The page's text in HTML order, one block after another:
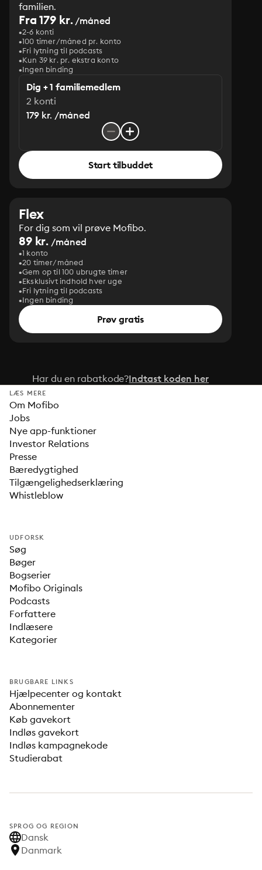
familien.
Fra 179 kr./måned
2-6 konti
100 timer/måned pr. konto
Fri lytning til podcasts
Kun 39 kr. pr. ekstra konto
Ingen binding
Dig + 1 familiemedlem
2 konti
179 kr. /måned
Start tilbuddet
Flex
For dig som vil prøve Mofibo.
89 kr. /måned
1 konto
20 timer/måned
Gem op til 100 ubrugte timer
Eksklusivt indhold hver uge
Fri lytning til podcasts
Ingen binding
Prøv gratis
Har du en rabatkode?Indtast koden her
LÆS MERE
Om Mofibo
Jobs
Nye app-funktioner
Investor Relations
Presse
Bæredygtighed
Tilgængelighedserklæring
Whistleblow
UDFORSK
Søg
Bøger
Bogserier
Mofibo Originals
Podcasts
Forfattere
Indlæsere
Kategorier
BRUGBARE LINKS
Hjælpecenter og kontakt
Abonnementer
Køb gavekort
Indløs gavekort
Indløs kampagnekode
Studierabat
SPROG OG REGION
Dansk
Danmark